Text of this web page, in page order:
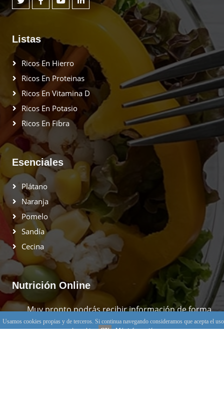
Listas
Ricos En Hierro
Ricos En Proteinas
Ricos En Vitamina D
Ricos En Potasio
Ricos En Fibra
Esenciales
Plátano
Naranja
Pomelo
Sandía
Cecina
Nutrición Online
Muy pronto podrás recibir información de forma
gratuita.
Usamos cookies propias y de terceros. Si continua navegando consideramos que acepta el uso
de cookies. OK Más información